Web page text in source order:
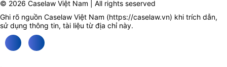
© 2026 Caselaw Việt Nam | All rights seserved
Ghi rõ nguồn Caselaw Việt Nam (https://caselaw.vn) khi trích dẫn,
sử dụng thông tin, tài liệu từ địa chỉ này.